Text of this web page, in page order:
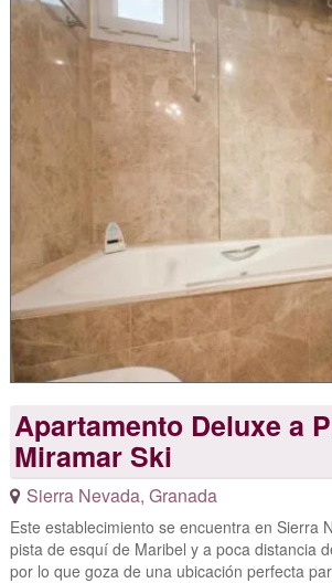
Apartamento Deluxe a
Miramar Ski
Sierra Nevada, Granada
Este establecimiento se encuentra en Sierra
pista de esquí de Maribel y a poca distancia
por lo que goza de una ubicación perfecta